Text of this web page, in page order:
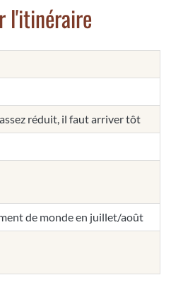
l'itinéraire
réduit, il faut arriver tôt
de monde en juillet/août